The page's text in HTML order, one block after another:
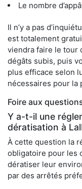
Le nombre
Il n’y a pas
est totalement
viendra faire le tour
dégâts subis, puis
plus efficace selon
nécessaires pour la
Foire aux
Y a-t-il une
dératisation à
À cette question la
obligatoire pour les
dératiser leur
par des arrêtés